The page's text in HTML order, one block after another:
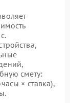
смету:
× ставка),